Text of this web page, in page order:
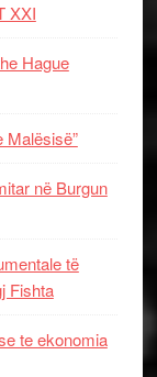
XXI
Hague
Malësisë”
në Burgun
të
Fishta
te ekonomia